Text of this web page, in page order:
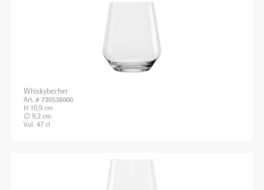
Whiskybecher
Art. # 730536000
H 10,9 cm
∅ 9,2 cm
Vol. 47 cl